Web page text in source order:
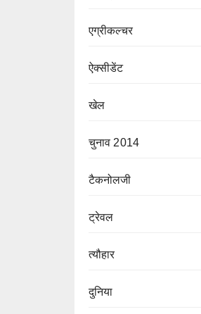
एग्रीकल्चर
ऐक्सीडेंट
खेल
चुनाव 2014
टैकनोलजी
ट्रेवल
त्यौहार
दुनिया